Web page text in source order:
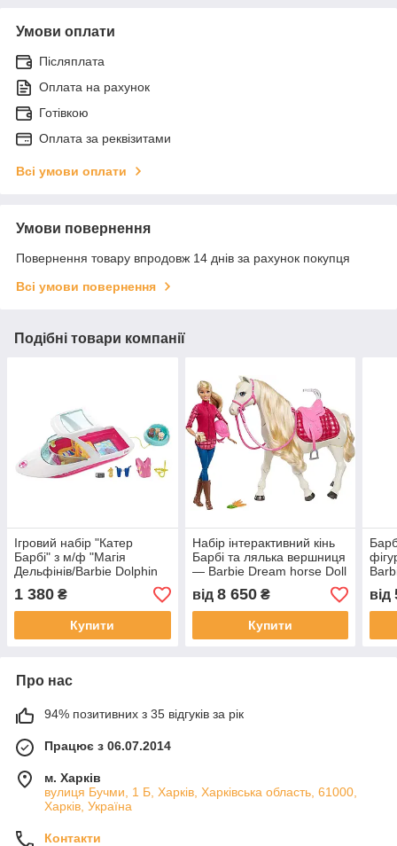
Умови оплати
Післяплата
Оплата на рахунок
Готівкою
Оплата за реквізитами
Всі умови оплати
Умови повернення
Повернення товару впродовж 14 днів за рахунок покупця
Всі умови повернення
Подібні товари компанії
Ігровий набір "Катер
Барбі" з м/ф "Магія
Дельфінів/Barbie Dolphin
Magic Ocean View Boat
Playset
1 380 ₴
Купити
Набір інтерактивний кінь
Барбі та лялька вершниця
— Barbie Dream horse Doll
Playset (FRV36)
від 8 650₴
Купити
від
Про нас
94% позитивних з 35 відгуків за рік
Працює з 06.07.2014
м. Харків
вулиця Бучми, 1 Б, Харків, Харківська область, 61000,
Харків, Україна
Контакти